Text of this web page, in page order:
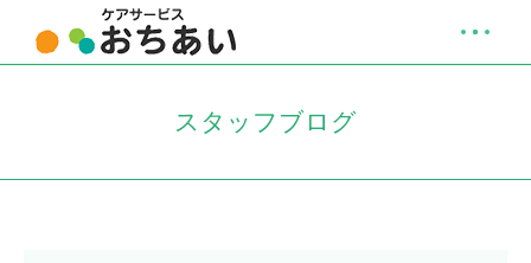
スタッフブログ